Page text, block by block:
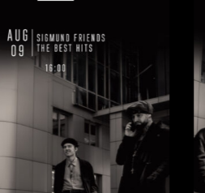
Ціна:
Павло Литвиненко
,)/Денис Дудко (Бас,)/
Люлякін (Барабани